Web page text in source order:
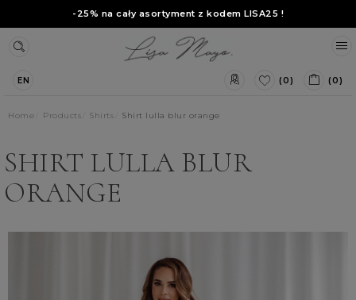
-25% na cały asortyment z kodem LISA25 !
EN (0) (0)
Home Products Shirts Shirt lulla blur orange
SHIRT LULLA BLUR
ORANGE